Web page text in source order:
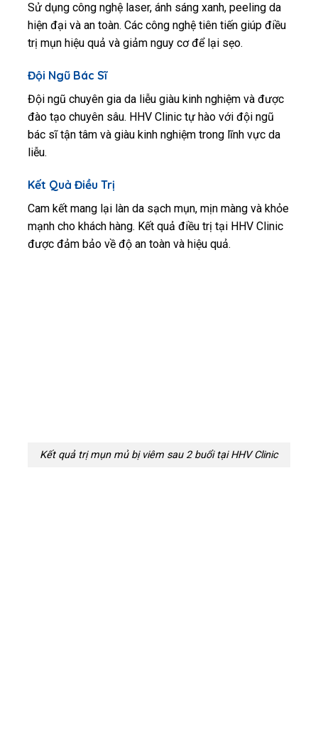
Sử dụng công nghệ laser, ánh sáng xanh, peeling da
hiện đại và an toàn. Các công nghệ tiên tiến giúp điều
trị mụn hiệu quả và giảm nguy cơ để lại sẹo.
Đội Ngũ Bác Sĩ
Đội ngũ chuyên gia da liễu giàu kinh nghiệm và được
đào tạo chuyên sâu. HHV Clinic tự hào với đội ngũ
bác sĩ tận tâm và giàu kinh nghiệm trong lĩnh vực da
liễu.
Kết Quả Điều Trị
Cam kết mang lại làn da sạch mụn, mịn màng và khỏe
mạnh cho khách hàng. Kết quả điều trị tại HHV Clinic
được đảm bảo về độ an toàn và hiệu quả.
Kết quả trị mụn mủ bị viêm sau 2 buổi tại HHV Clinic